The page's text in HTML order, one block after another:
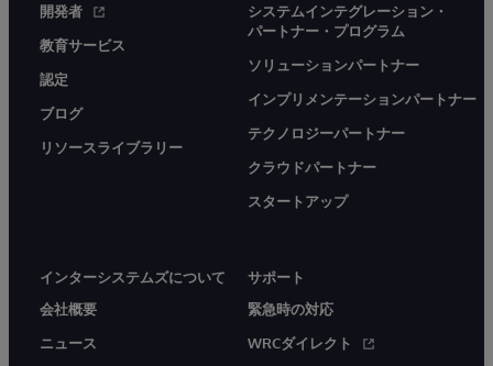
開発者
教育サービス
認定
ブログ
リソースライブラリー
システムインテグレーション・
パートナー・プログラム
ソリューションパートナー
インプリメンテーションパートナー
テクノロジーパートナー
クラウドパートナー
スタートアップ
インターシステムズについて
会社概要
ニュース
サポート
緊急時の対応
WRCダイレクト